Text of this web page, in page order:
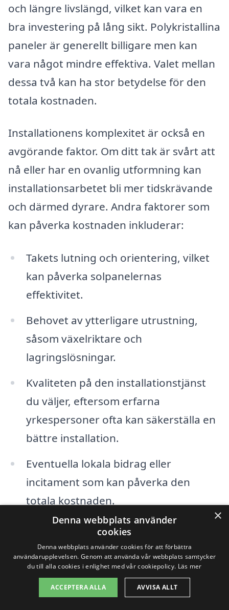
och längre livslängd, vilket kan vara en
bra investering på lång sikt. Polykristallina
paneler är generellt billigare men kan
vara något mindre effektiva. Valet mellan
dessa två kan ha stor betydelse för den
totala kostnaden.
Installationens komplexitet är också en
avgörande faktor. Om ditt tak är svårt att
nå eller har en ovanlig utformning kan
installationsarbetet bli mer tidskrävande
och därmed dyrare. Andra faktorer som
kan påverka kostnaden inkluderar:
Takets lutning och orientering, vilket
kan påverka solpanelernas
effektivitet.
Behovet av ytterligare utrustning,
såsom växelriktare och
lagringslösningar.
Kvaliteten på den installationstjänst
du väljer, eftersom erfarna
yrkespersoner ofta kan säkerställa en
bättre installation.
Eventuella lokala bidrag eller
incitament som kan påverka den
totala kostnaden.
Genom att undersöka olika alternativ och
inhämtar flera offerter, kan du hitta
konkurrenskraftiga priser på solpaneler i
Tjautjas. Detta ger dig möjlighet att
×
Denna webbplats använder
cookies
Denna webbplats använder cookies för att förbättra
användarupplevelsen. Genom att använda vår webbplats samtycker
du till alla cookies i enlighet med vår cookiepolicy. Läs mer
ACCEPTERA ALLA AVVISA ALLT